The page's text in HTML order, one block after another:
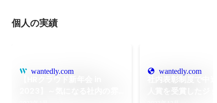
個人の実績
wantedly.com wantedly.com